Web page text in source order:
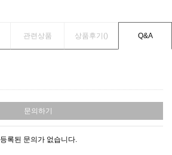
관련상품 상품후기() Q&A
문의하기
등록된 문의가 없습니다.